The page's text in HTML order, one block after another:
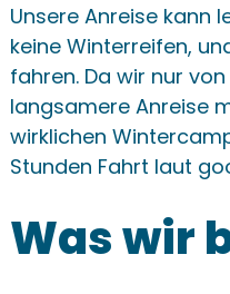
Unsere Anreise kann
keine Winterreifen,
fahren. Da wir nur
langsamere Anreise
wirklichen
Stunden Fahrt laut
Was wir